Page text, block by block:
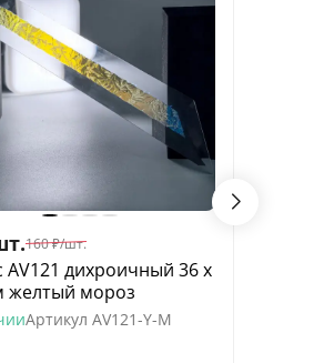
160 ₽/шт.
AV121 дихроичный 36 х
желтый мороз
Артикул AV121-Y-M